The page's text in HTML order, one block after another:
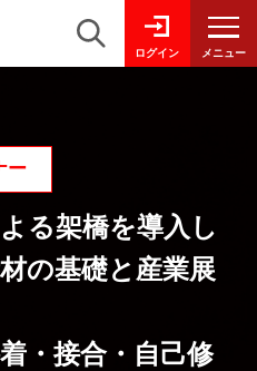
ログイン メニュー
ー
る架橋を導入し
の基礎と産業展
・接合・自己修